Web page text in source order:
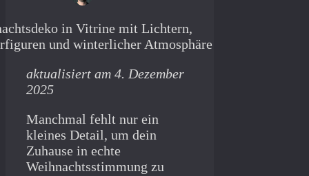
aktualisiert am 4. Dezember
2025
Manchmal fehlt nur ein
kleines Detail, um dein
Zuhause in echte
Weihnachtsstimmung zu